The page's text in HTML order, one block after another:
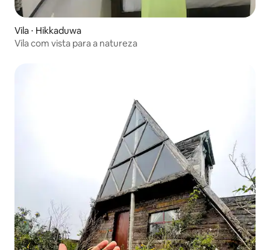
Vila ⋅ Hikkaduwa
Vila com vista para a natureza